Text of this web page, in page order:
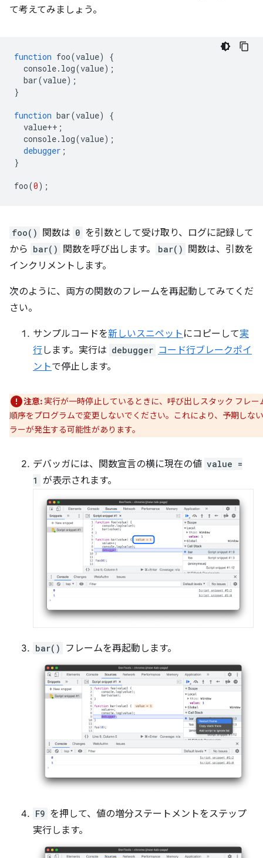
て考えてみましょう。
function foo(value)
{
console. log(value);
bar(value);
}
function bar(value)
{
value++ ;
console. log(value);
debugger ;
}
foo(0);
foo() 関数は 0 を引数として受け取り、ログに記録して
から bar() 関数を呼び出します。 bar() 関数は、引数を
インクリメントします。
次のように、両方の関数のフレームを再起動してみてくだ
さい。
サンプルコードを新しいスニペット にコピーして実
行します。実行は debugger コード行ブレークポイ
ントで停止します。
注意:実行が一時停止しているときに、呼び出しスタック フレー
順序をプログラムで変更しないでください。これにより、予期しな
ラーが発生する可能性があります。
デバッガには、関数宣言の横に現在の値 value =
1 が表示されます。
bar() フレームを再起動します。
F9 を押して、値の増分ステートメントをステップ
実行します。